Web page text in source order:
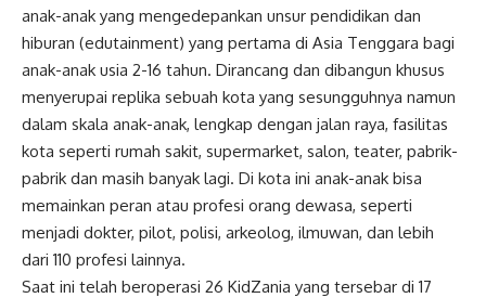
anak-anak yang mengedepankan unsur pendidikan dan
hiburan (edutainment) yang pertama di Asia Tenggara bagi
anak-anak usia 2-16 tahun. Dirancang dan dibangun khusus
menyerupai replika sebuah kota yang sesungguhnya namun
dalam skala anak-anak, lengkap dengan jalan raya, fasilitas
kota seperti rumah sakit, supermarket, salon, teater, pabrik-
pabrik dan masih banyak lagi. Di kota ini anak-anak bisa
memainkan peran atau profesi orang dewasa, seperti
menjadi dokter, pilot, polisi, arkeolog, ilmuwan, dan lebih
dari 110 profesi lainnya.
Saat ini telah beroperasi 26 KidZania yang tersebar di 17